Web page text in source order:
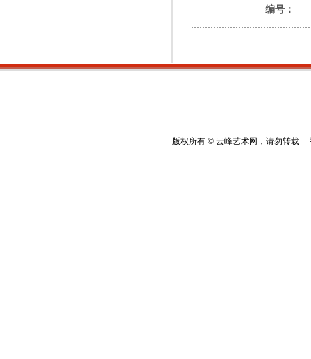
编号：
版权所有 © 云峰艺术网，请勿转载